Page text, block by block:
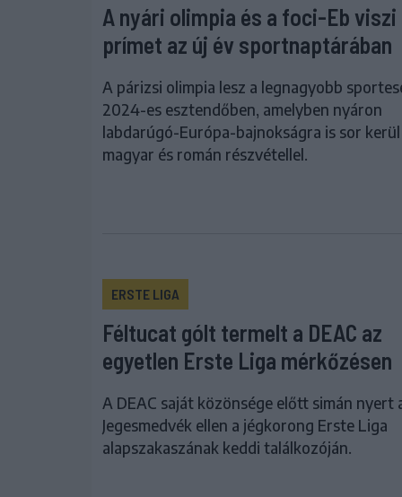
A nyári olimpia és a foci-Eb viszi
prímet az új év sportnaptárában
A párizsi olimpia lesz a legnagyobb
2024-es esztendőben, amelyben nyáron
labdarúgó-Európa-bajnokságra is sor kerül
magyar és román részvétellel.
ERSTE LIGA
Féltucat gólt termelt a DEAC az
egyetlen Erste Liga mérkőzésen
A DEAC saját közönsége előtt simán nyert
Jegesmedvék ellen a jégkorong Erste Liga
alapszakaszának keddi találkozóján.